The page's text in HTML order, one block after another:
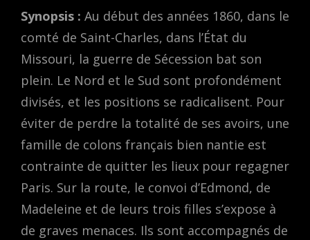
Synopsis : Au début des années 1860, dans le
comté de Saint-Charles, dans l’État du
Missouri, la guerre de Sécession bat son
plein. Le Nord et le Sud sont profondément
divisés, et les positions se radicalisent. Pour
éviter de perdre la totalité de ses avoirs, une
famille de colons français bien nantie est
contrainte de quitter les lieux pour regagner
Paris. Sur la route, le convoi d’Edmond, de
Madeleine et de leurs trois filles s’expose à
de graves menaces. Ils sont accompagnés de